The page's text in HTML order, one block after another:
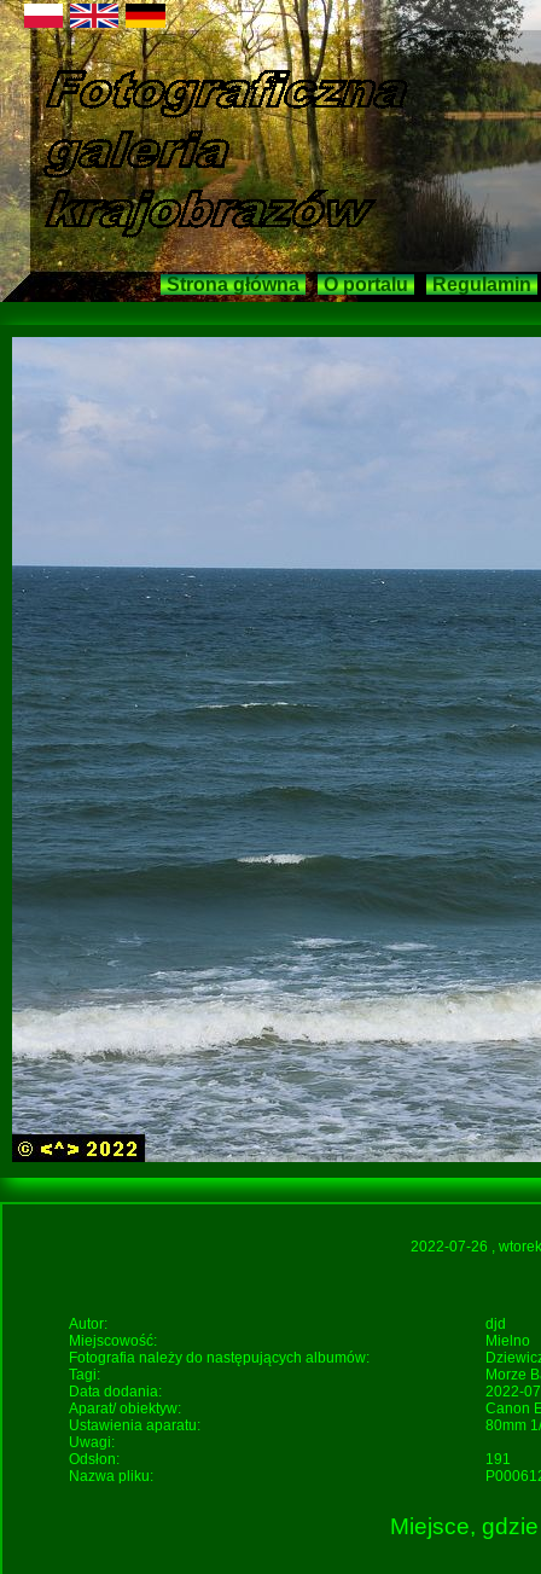
Strona główna O portalu Regulamin
2022-07-26 ,
Autor:
djd
Miejscowość:
Mielno
Fotografia należy do następujących albumów:
Tagi:
Morze
Data dodania:
2022-
Aparat/ obiektyw:
Canon
Ustawienia aparatu:
80mm
Uwagi:
Odsłon:
191
Nazwa pliku:
Miejsce,